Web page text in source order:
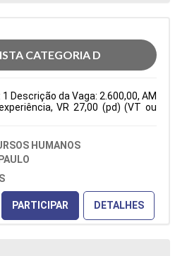
na tomada de decisões Tipo de
Barueri, SP, Brasil Área de
Formação Acadêmica:
CATEGORIA D
Descrição da Vaga: 2.600,00, AM
VR 27,00 (pd) (VT ou
( VIAGENS PARA RIO DE JANEIRO
de contratação: CLT Cidade:
de Atuação: Logística Período:
Características
HUMANOS
PARTICIPAR DETALHES